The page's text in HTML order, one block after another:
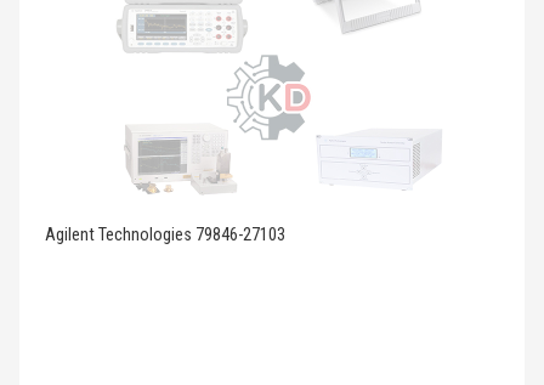
Agilent Technologies 79846-27103